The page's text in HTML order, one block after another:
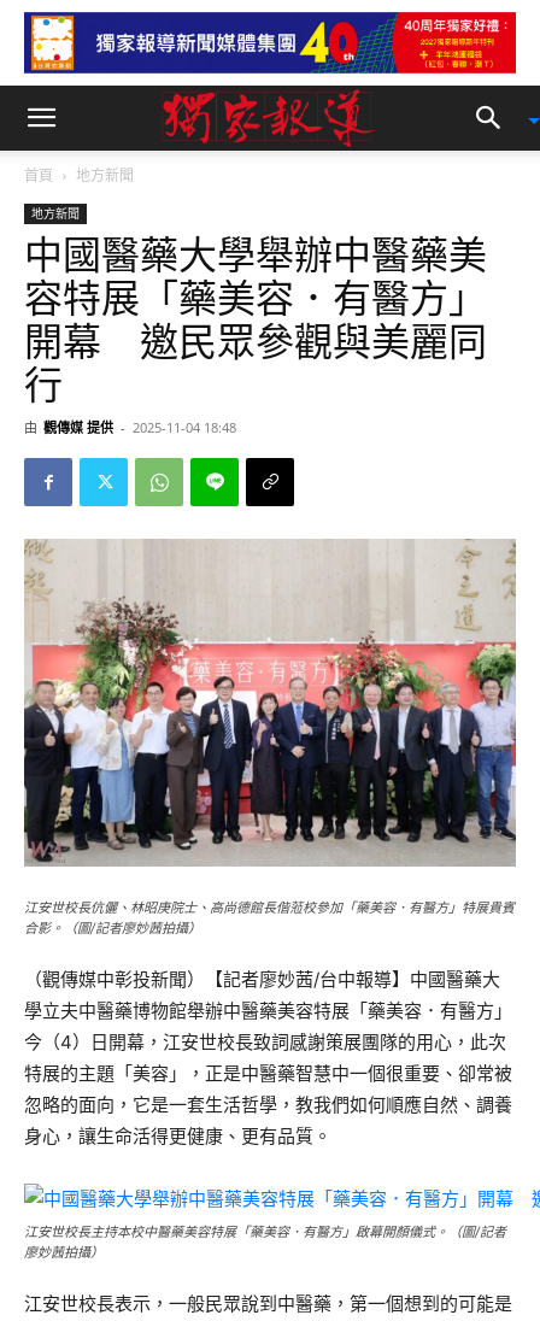
首頁 地方新聞
地方新聞
中國醫藥大學舉辦中醫藥美
容特展「藥美容．有醫方」
開幕 邀民眾參觀與美麗同
行
由 觀傳媒 提供 - 2025-11-04 18:48
江安世校長伉儷、林昭庚院士、高尚德館長偕蒞校參加「藥美容．有醫方」特展貴賓
合影。（圖/記者廖妙茜拍攝）
（觀傳媒中彰投新聞）【記者廖妙茜/台中報導】中國醫藥大
學立夫中醫藥博物館舉辦中醫藥美容特展「藥美容．有醫方」
今（4）日開幕，江安世校長致詞感謝策展團隊的用心，此次
特展的主題「美容」，正是中醫藥智慧中一個很重要、卻常被
忽略的面向，它是一套生活哲學，教我們如何順應自然、調養
身心，讓生命活得更健康、更有品質。
江安世校長主持本校中醫藥美容特展「藥美容．有醫方」啟幕開顏儀式。（圖/記者
廖妙茜拍攝）
江安世校長表示，一般民眾說到中醫藥，第一個想到的可能是